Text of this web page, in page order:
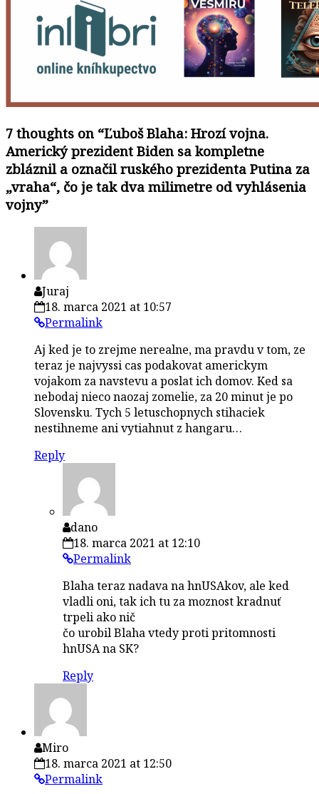
7 thoughts on “Ľuboš Blaha: Hrozí vojna.
Americký prezident Biden sa kompletne
zbláznil a označil ruského prezidenta Putina za
„vraha“, čo je tak dva milimetre od vyhlásenia
vojny”
Juraj
18. marca 2021 at 10:57
Permalink
Aj ked je to zrejme nerealne, ma pravdu v tom, ze
teraz je najvyssi cas podakovat americkym
vojakom za navstevu a poslat ich domov. Ked sa
nebodaj nieco naozaj zomelie, za 20 minut je po
Slovensku. Tych 5 letuschopnych stihaciek
nestihneme ani vytiahnut z hangaru…
Reply
dano
18. marca 2021 at 12:10
Permalink
Blaha teraz nadava na hnUSAkov, ale ked
vladli oni, tak ich tu za moznost kradnuť
trpeli ako nič
čo urobil Blaha vtedy proti pritomnosti
hnUSA na SK?
Reply
Miro
18. marca 2021 at 12:50
Permalink